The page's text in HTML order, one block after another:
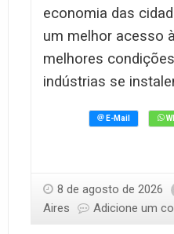
economia das
um melhor acesso
melhores
indústrias se
8 de agosto de 2026
Aires
Adicione um